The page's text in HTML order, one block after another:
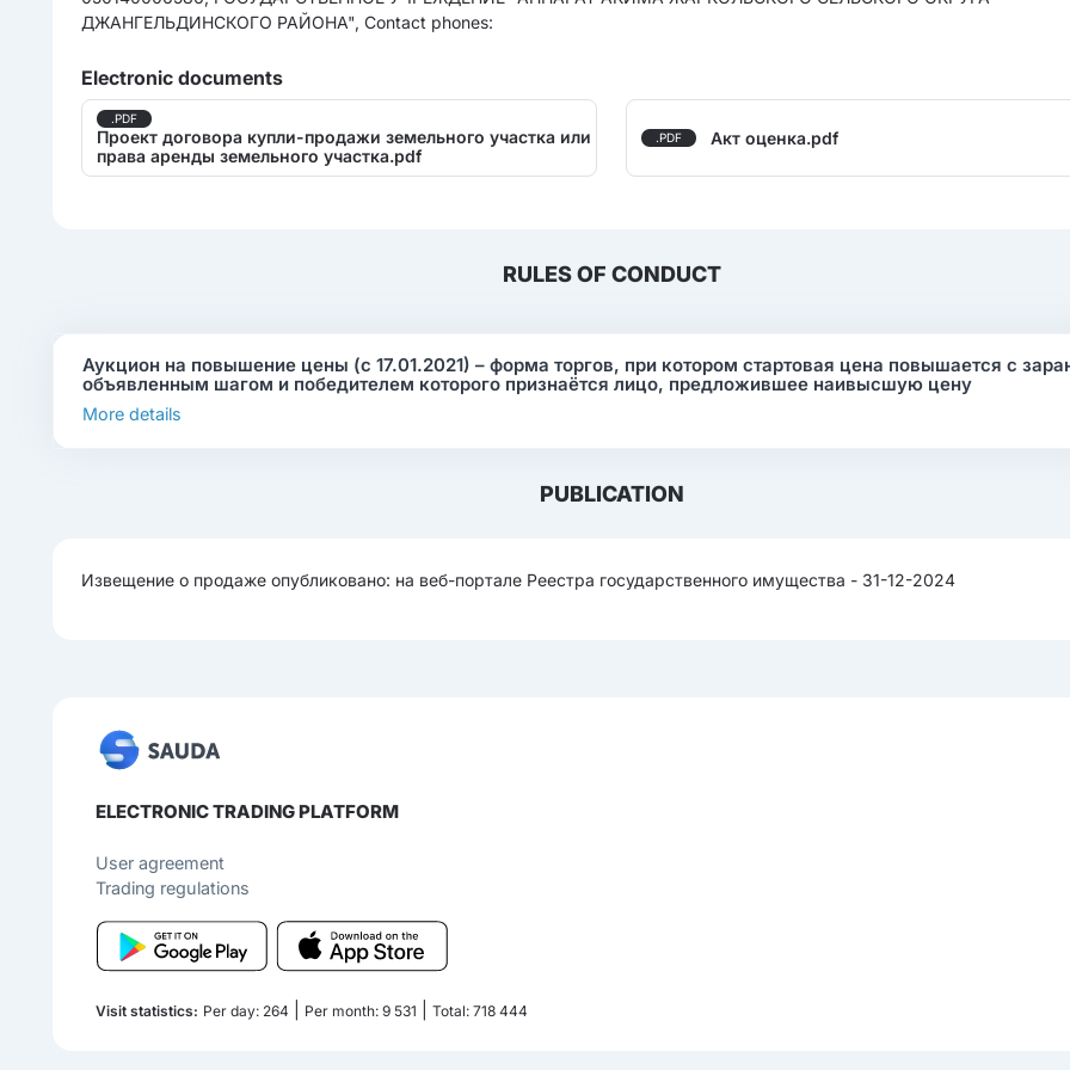
ДЖАНГЕЛЬДИНСКОГО РАЙОНА", Contact phones:
Electronic documents
.PDF
Проект договора купли-продажи земельного участка или
права аренды земельного участка.pdf
.PDF Акт оценка.pdf
RULES OF CONDUCT
Аукцион на повышение цены (с 17.01.2021) – форма торгов, при котором стартовая цена повышается с
объявленным шагом и победителем которого признаётся лицо, предложившее наивысшую цену
More details
PUBLICATION
Извещение о продаже опубликовано: на веб-портале Реестра государственного имущества - 31-12-2024
ELECTRONIC TRADING PLATFORM
User agreement
Trading regulations
Visit statistics: Per day: 264 Per month: 9 531 |Total: 718 444